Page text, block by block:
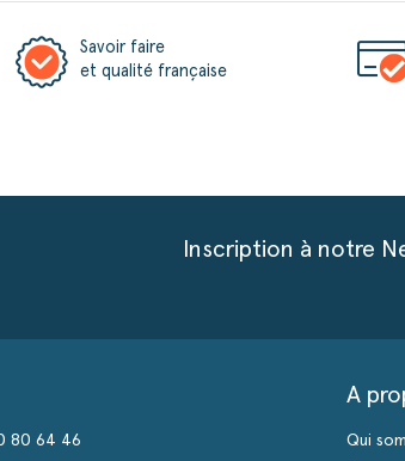
Savoir faire
et qualité française
Inscription à notre
80 64 46
A
Qui